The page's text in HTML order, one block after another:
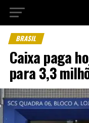
BRASIL
Caixa paga
para 3,3